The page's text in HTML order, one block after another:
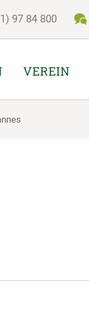
97 84 800
VEREIN